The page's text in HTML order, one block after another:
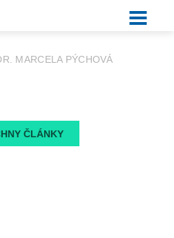
MARCELA PÝCHOVÁ
ČLÁNKY